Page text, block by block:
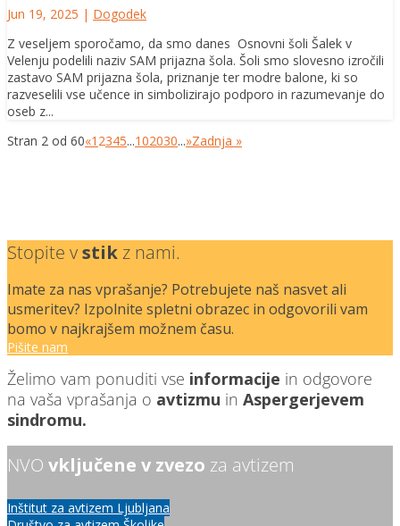
Jun 19, 2025 | Dogodek
Z veseljem sporočamo, da smo danes Osnovni šoli Šalek v
Velenju podelili naziv SAM prijazna šola. Šoli smo slovesno izročili
zastavo SAM prijazna šola, priznanje ter modre balone, ki so
razveselili vse učence in simbolizirajo podporo in razumevanje do
oseb z...
Stran 2 od 60«1 2345...102030...»Zadnja »
Stopite vstikz nami.
Imate za nas vprašanje? Potrebujete naš nasvet ali
usmeritev? Izpolnite spletni obrazec in odgovorili vam
bomo v najkrajšem možnem času.
Pišite nam
Želimo vam ponuditi vse informacije in odgovore
na vaša vprašanja o avtizmu in Aspergerjevem
sindromu.
NVO vključene v zvezo za avtizem
Inštitut za avtizem Ljubljana